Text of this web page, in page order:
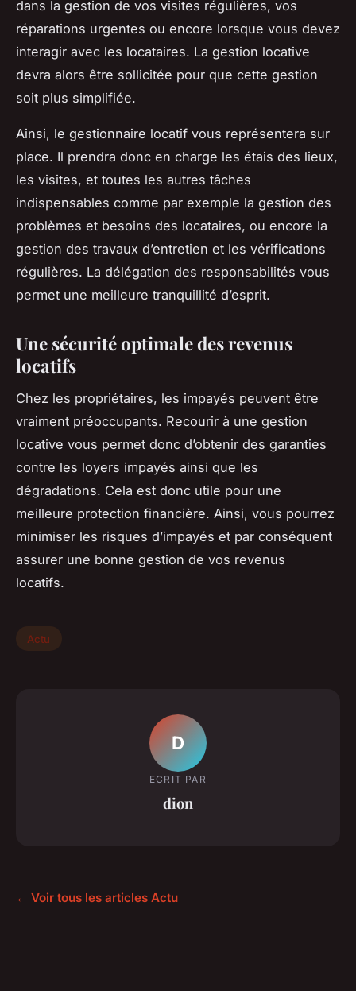
dans la gestion de vos visites régulières, vos
réparations urgentes ou encore lorsque vous devez
interagir avec les locataires. La gestion locative
devra alors être sollicitée pour que cette gestion
soit plus simplifiée.
Ainsi, le gestionnaire locatif vous représentera sur
place. Il prendra donc en charge les étais des lieux,
les visites, et toutes les autres tâches
indispensables comme par exemple la gestion des
problèmes et besoins des locataires, ou encore la
gestion des travaux d’entretien et les vérifications
régulières. La délégation des responsabilités vous
permet une meilleure tranquillité d’esprit.
Une sécurité optimale des revenus
locatifs
Chez les propriétaires, les impayés peuvent être
vraiment préoccupants. Recourir à une gestion
locative vous permet donc d’obtenir des garanties
contre les loyers impayés ainsi que les
dégradations. Cela est donc utile pour une
meilleure protection financière. Ainsi, vous pourrez
minimiser les risques d’impayés et par conséquent
assurer une bonne gestion de vos revenus
locatifs.
Actu
D
ECRIT PAR
dion
← Voir tous les articles Actu